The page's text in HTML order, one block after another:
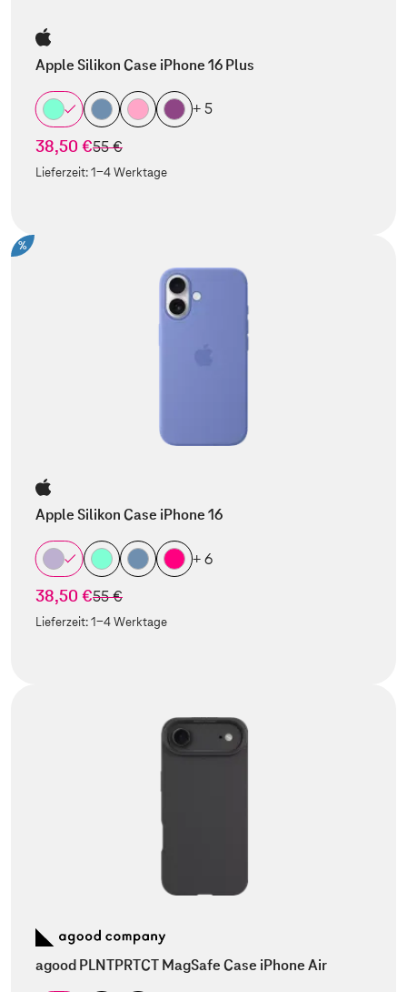
Apple Silikon Case iPhone 16 Plus
+ 5
38,50 €statt
55 €
Lieferzeit:1-4 Werktage
%
Apple Silikon Case iPhone 16
+ 6
38,50 €statt
55 €
Lieferzeit:1-4 Werktage
agood PLNTPRTCT MagSafe Case iPhone Air